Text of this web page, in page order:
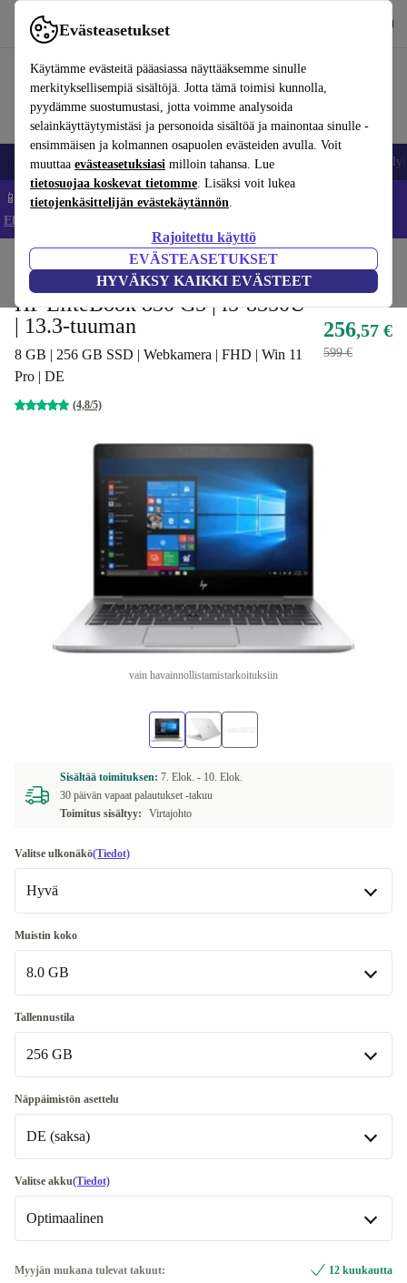
Evästeasetukset
Käytämme evästeitä pääasiassa näyttääksemme sinulle
merkityksellisempiä sisältöjä. Jotta tämä toimisi kunnolla,
pyydämme suostumustasi, jotta voimme analysoida
selainkäyttäytymistäsi ja personoida sisältöä ja mainontaa sinulle -
ensimmäisen ja kolmannen osapuolen evästeiden avulla. Voit
muuttaa evästeasetuksiasi milloin tahansa. Lue
tietosuojaa koskevat tietomme. Lisäksi voit lukea
tietojenkäsittelijän evästekäytännön.
Rajoitettu käyttö
EVÄSTEASETUKSET
HYVÄKSY KAIKKI EVÄSTEET
Käytä refurbed-palvelua nopeasti ja helposti
Matkapuhelimet ja älypuhelimet Kannettavat tietokoneet
📱 Säästä 5 % LISÄÄ iPhoneista – Koodi: IPHONEDEAL –
Ehdot ja säännöt
Kannettavat tietokoneet HP:n kannettavat tietokoneet
HP EliteBook 830 G5 | i5-8350U
| 13.3-tuuman
8 GB | 256 GB SSD | Webkamera | FHD | Win 11
Pro | DE
(4,8/5)
256,57 €
599 €
vain havainnollistamistarkoituksiin
Sisältää toimituksen: 7. Elok. - 10. Elok.
30 päivän vapaat palautukset -takuu
Toimitus sisältyy:
Virtajohto
Valitse ulkonäkö(Tiedot)
Hyvä
Hyvä
Erittäin hyvä +13,42 €
Erinomainen
Muistin koko
8.0 GB
8.0 GB
16.0 GB +33,43 €
32.0 GB
Tallennustila
256 GB
256 GB
512 GB +41,43 €
1000 GB
Saatavilla muissa konfiguraatioissa
500 GB | 16.0 GB, WiFi 802.11a/b/g/n/ac, Bluetooth 4.2,
4G
Näppäimistön asettelu
DE (saksa)
DE (saksa)
IT (italia) +53,42 €
Valitse akku(Tiedot)
Optimaalinen
Myyjän mukana tulevat takuut: 12 kuukautta